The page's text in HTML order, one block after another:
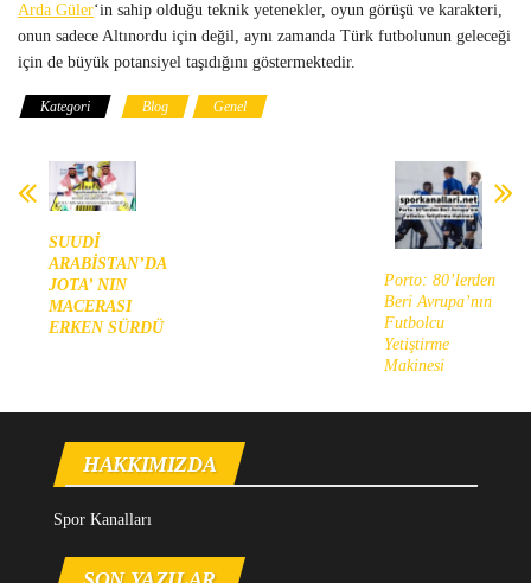
Arda Güler‘in sahip olduğu teknik yetenekler, oyun görüşü ve karakteri,
onun sadece Altınordu için değil, aynı zamanda Türk futbolunun geleceği
için de büyük potansiyel taşıdığını göstermektedir.
Kategori Blog Genel
SUUDİ
ARABİSTAN’DA
JOTA’ NIN
MACERASI
ERKEN SÜRDÜ
Porto: 80’lerden
Beri Avrupa’nın
Futbolcu
Yetiştirme
Makinesi
HAKKIMIZDA
Spor Kanalları